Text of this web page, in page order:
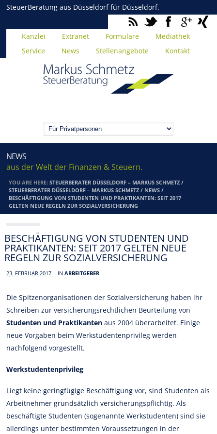
SteuerBeratung aus Düsseldorf für Düsseldorf.
Kanzlei Extranet Formulare
Mediathek
Service
News Stellenangebote Kontakt
NEWS
aus der Welt der Finanzen & Steuern.
YOU ARE HERE:STEUERBERATER DÜSSELDORF – MARKUS SCHMETZ /
STEUERBERATER DÜSSELDORF – MARKUS SCHMETZ / NEWS /
BESCHÄFTIGUNG VON STUDENTEN UND PRAKTIKANTEN: SEIT 2017
GELTEN NEUE REGELN ZUR SOZIALVERSICHERUNG
BESCHÄFTIGUNG VON STUDENTEN UND
PRAKTIKANTEN: SEIT 2017 GELTEN NEUE
REGELN ZUR SOZIALVERSICHERUNG
23. FEBRUAR 2017 INARBEITGEBER
Die Spitzenorganisationen der Sozialversicherung haben ihr
Schreiben zur versicherungsrechtlichen Beurteilung von
Studenten und Praktikanten aus 2004 überarbeitet. Einige
neue Vorgaben beim Werkstudentenprivileg werden
nachfolgend vorgestellt.
Werkstudentenprivileg
Liegt keine geringfügige Beschäftigung vor, sind Studenten als
Arbeitnehmer grundsätzlich versicherungspflichtig. Als
beschäftigte Studenten (sogenannte Werkstudenten) sind sie
allerdings unter bestimmten Voraussetzungen in der